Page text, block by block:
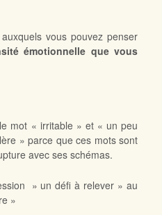
vous pouvez penser
émotionnelle que vous
mot « irritable » et « un peu
» parce que ces mots sont
avec ses schémas.
» un défi à relever » au
»